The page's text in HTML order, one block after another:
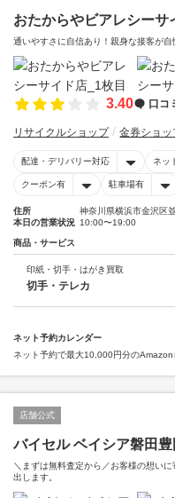
おたからやビアレシーサ
通いやすさに自信あり！親身な接客が
3.40 口コ
リサイクルショップ 金券ショ
配達・デリバリー対応 ネッ
クーポン有 駐車場有
住所
神奈川県横浜市金沢区
本日の営業状況 10:00〜19:00
商品・サービス
印紙・切手・はがき買取
切手・テレカ
ネット予約カレンダー
ネット予約で最大10,000円分のAmazon
店舗公式
バイセル ベイシア磐田
＼まずは無料査定から／お客様の想い
出します。